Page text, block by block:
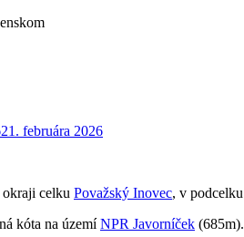
21. februára 2026
okraji celku Považský Inovec, v podcelku
kóta na územíNPR Javorníček (685m).